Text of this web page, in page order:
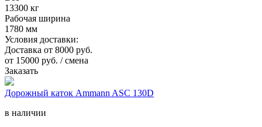
13300 кг
Рабочая ширина
1780 мм
Условия доставки:
Доставка от 8000 руб.
от 15000 руб. / смена
Заказать
Дорожный каток Ammann ASC 130D
в наличии